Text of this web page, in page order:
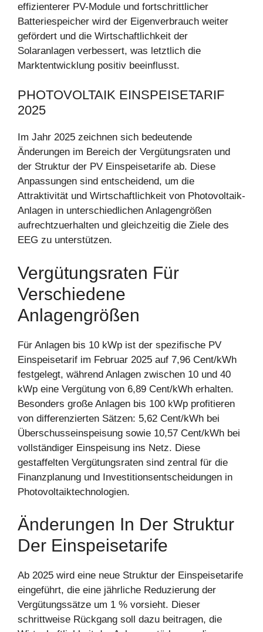
effizienterer PV-Module und fortschrittlicher
Batteriespeicher wird der Eigenverbrauch weiter
gefördert und die Wirtschaftlichkeit der
Solaranlagen verbessert, was letztlich die
Marktentwicklung positiv beeinflusst.
PHOTOVOLTAIK EINSPEISETARIF
2025
Im Jahr 2025 zeichnen sich bedeutende
Änderungen im Bereich der Vergütungsraten und
der Struktur der PV Einspeisetarife ab. Diese
Anpassungen sind entscheidend, um die
Attraktivität und Wirtschaftlichkeit von Photovoltaik-
Anlagen in unterschiedlichen Anlagengrößen
aufrechtzuerhalten und gleichzeitig die Ziele des
EEG zu unterstützen.
Vergütungsraten Für
Verschiedene
Anlagengrößen
Für Anlagen bis 10 kWp ist der spezifische PV
Einspeisetarif im Februar 2025 auf 7,96 Cent/kWh
festgelegt, während Anlagen zwischen 10 und 40
kWp eine Vergütung von 6,89 Cent/kWh erhalten.
Besonders große Anlagen bis 100 kWp profitieren
von differenzierten Sätzen: 5,62 Cent/kWh bei
Überschusseinspeisung sowie 10,57 Cent/kWh bei
vollständiger Einspeisung ins Netz. Diese
gestaffelten Vergütungsraten sind zentral für die
Finanzplanung und Investitionsentscheidungen in
Photovoltaiktechnologien.
Änderungen In Der Struktur
Der Einspeisetarife
Ab 2025 wird eine neue Struktur der Einspeisetarife
eingeführt, die eine jährliche Reduzierung der
Vergütungssätze um 1 % vorsieht. Dieser
schrittweise Rückgang soll dazu beitragen, die